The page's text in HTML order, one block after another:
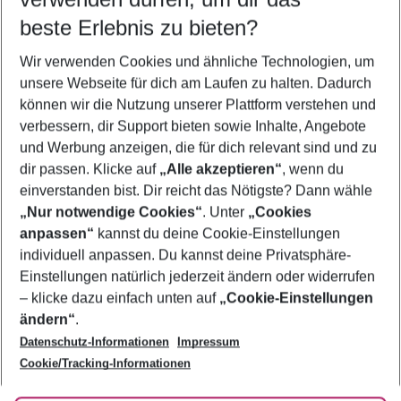
5-8 Nächte
2 Erwachsene Keine Kinder
Mehr Filter anzeigen
Footer
Footer navigation
Über uns
AGB
Bestpreisgarantie
Cookie-Einstellungen ändern
Cookie-Richtlinie
Agenturbetreuung
Barrierefreies Reisen
Folge uns
beste Erlebnis zu bieten?
Wir verwenden Cookies und ähnliche Technologien, um
unsere Webseite für dich am Laufen zu halten. Dadurch
können wir die Nutzung unserer Plattform verstehen und
verbessern, dir Support bieten sowie Inhalte, Angebote
und Werbung anzeigen, die für dich relevant sind und zu
dir passen. Klicke auf „Alle akzeptieren“, wenn du
einverstanden bist. Dir reicht das Nötigste? Dann wähle
„Nur notwendige Cookies“. Unter „Cookies
anpassen“ kannst du deine Cookie-Einstellungen
individuell anpassen. Du kannst deine Privatsphäre-
Einstellungen natürlich jederzeit ändern oder widerrufen
– klicke dazu einfach unten auf „Cookie-Einstellungen
ändern“.
Datenschutz-Informationen
Impressum
Cookie/Tracking-Informationen